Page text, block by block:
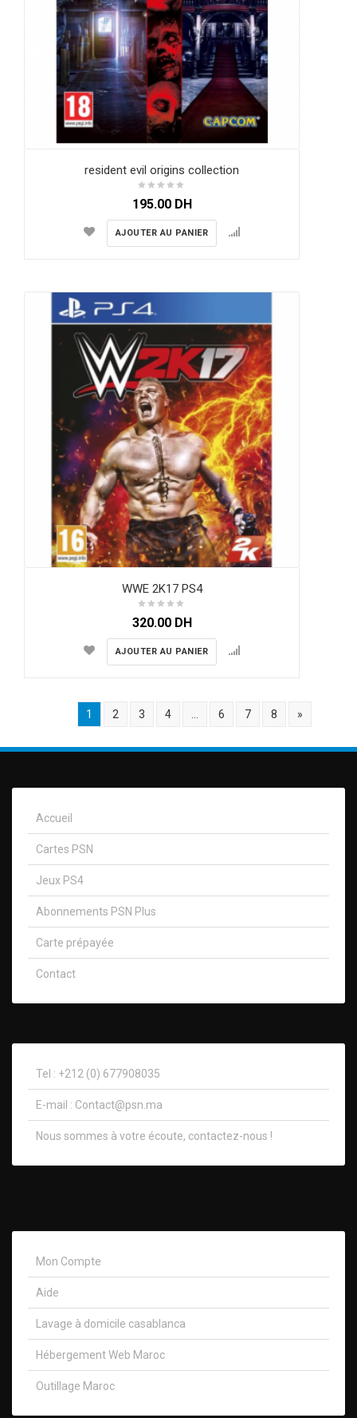
resident evil origins collection
195.00 DH
AJOUTER AU PANIER
WWE 2K17 PS4
320.00 DH
AJOUTER AU PANIER
1 2 3 4 6 7 8 »
Accueil
Cartes PSN
Jeux PS4
Abonnements PSN Plus
Carte prépayée
Contact
Tel : +212 (0) 677908035
E-mail : Contact@psn.ma
Nous sommes à votre écoute, contactez-nous !​
Mon Compte
Aide
Lavage à domicile casablanca
Hébergement Web Maroc
Outillage Maroc